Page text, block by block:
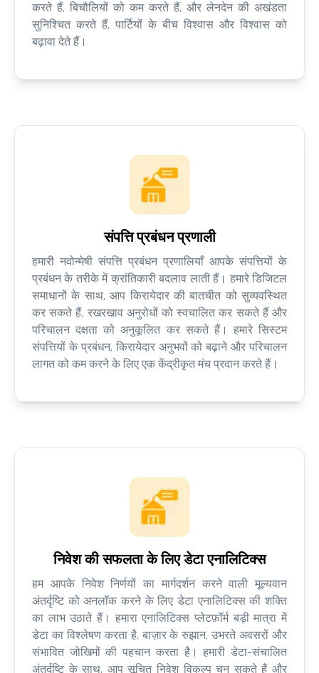
करते हैं, बिचौलियों को कम करते हैं, और लेनदेन की अखंडता
सुनिश्चित करते हैं, पार्टियों के बीच विश्वास और विश्वास को
बढ़ावा देते हैं।
संपत्ति प्रबंधन प्रणाली
हमारी नवोन्मेषी संपत्ति प्रबंधन प्रणालियाँ आपके संपत्तियों के
प्रबंधन के तरीके में क्रांतिकारी बदलाव लाती हैं। हमारे डिजिटल
समाधानों के साथ, आप किरायेदार की बातचीत को सुव्यवस्थित
कर सकते हैं, रखरखाव अनुरोधों को स्वचालित कर सकते हैं और
परिचालन दक्षता को अनुकूलित कर सकते हैं। हमारे सिस्टम
संपत्तियों के प्रबंधन, किरायेदार अनुभवों को बढ़ाने और परिचालन
लागत को कम करने के लिए एक केंद्रीकृत मंच प्रदान करते हैं।
निवेश की सफलता के लिए डेटा एनालिटिक्स
हम आपके निवेश निर्णयों का मार्गदर्शन करने वाली मूल्यवान
अंतर्दृष्टि को अनलॉक करने के लिए डेटा एनालिटिक्स की शक्ति
का लाभ उठाते हैं। हमारा एनालिटिक्स प्लेटफ़ॉर्म बड़ी मात्रा में
डेटा का विश्लेषण करता है, बाज़ार के रुझान, उभरते अवसरों और
संभावित जोखिमों की पहचान करता है। हमारी डेटा-संचालित
अंतर्दृष्टि के साथ, आप सूचित निवेश विकल्प चुन सकते हैं और